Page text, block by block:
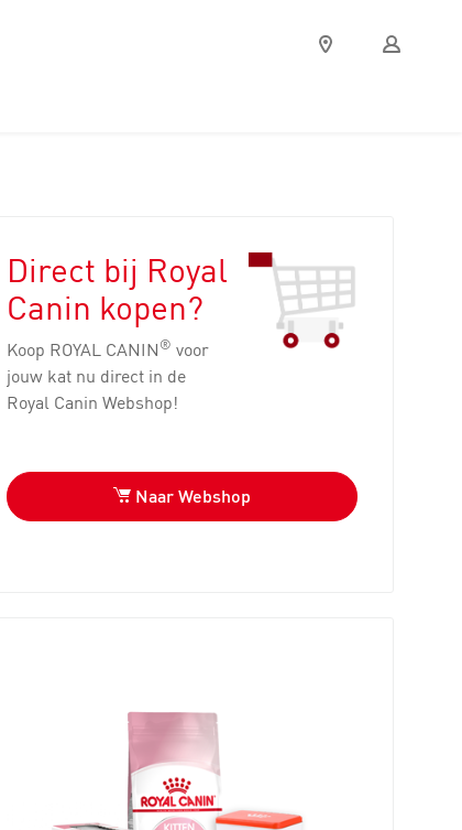
Verkooppunten
Mijn
Royal
Direct bij Royal
Canin kopen?
Koop ROYAL CANIN® voor
jouw kat nu direct in de
Royal Canin Webshop!
Naar Webshop